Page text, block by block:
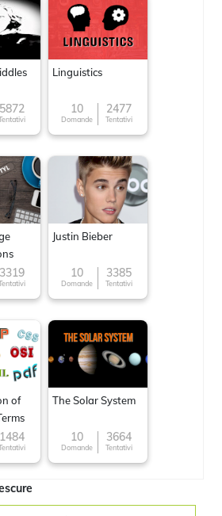
5872
Linguistics
10
Domande
2477
Tentativi
3319
Justin Bieber
10
Domande
3385
Tentativi
of
1484
The Solar System
10
Domande
3664
Tentativi